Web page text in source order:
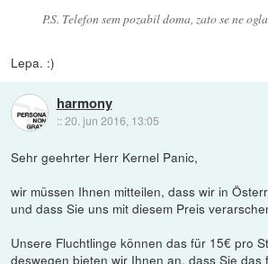
P.S. Telefon sem pozabil doma, zato se ne
Lepa. :)
harmony
::20. jun 2016, 13:05
Sehr geehrter Herr Kernel Panic,
wir müssen Ihnen mitteilen, dass wir in
und dass Sie uns mit diesem Preis
Unsere Fluchtlinge können das für 15€ pro
deswegen bieten wir Ihnen an, dass Sie das